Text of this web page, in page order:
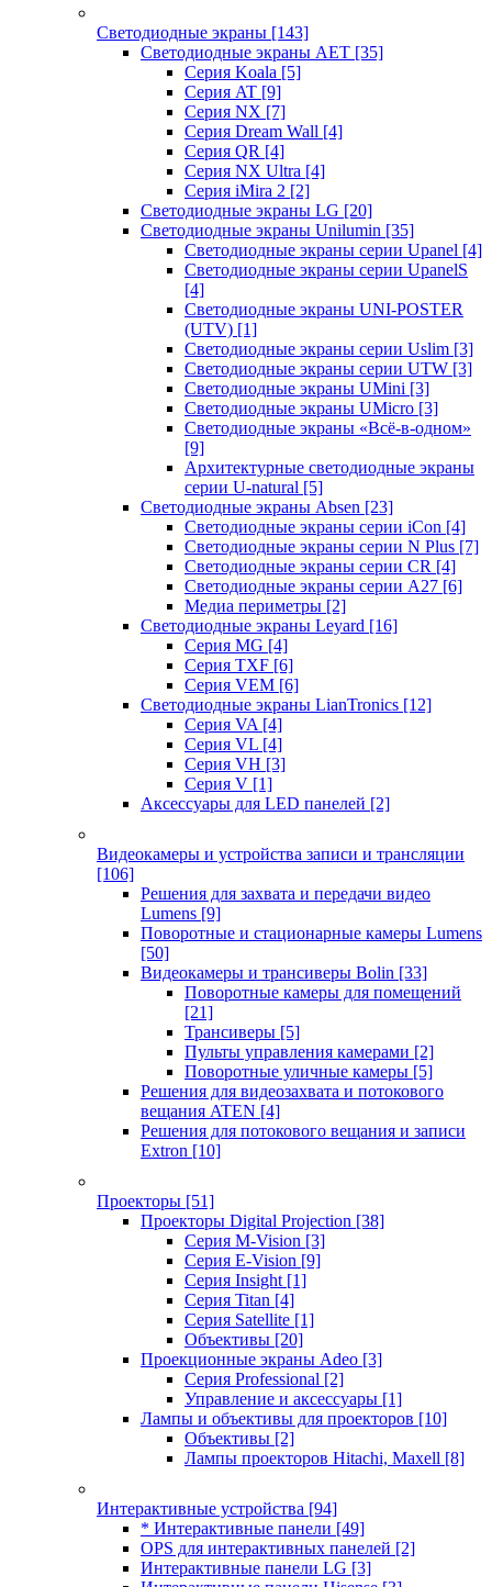
Светодиодные экраны [143]
Светодиодные экраны AET [35]
Cерия Koala [5]
Серия AT [9]
Серия NX [7]
Серия Dream Wall [4]
Серия QR [4]
Серия NX Ultra [4]
Серия iMira 2 [2]
Светодиодные экраны LG [20]
Светодиодные экраны Unilumin [35]
Светодиодные экраны серии Upanel [4]
Светодиодные экраны серии UpanelS
[4]
Светодиодные экраны UNI-POSTER
(UTV) [1]
Светодиодные экраны серии Uslim [3]
Светодиодные экраны серии UTW [3]
Светодиодные экраны UMini [3]
Светодиодные экраны UMicro [3]
Светодиодные экраны «Всё-в-одном»
[9]
Архитектурные светодиодные экраны
серии U-natural [5]
Светодиодные экраны Absen [23]
Светодиодные экраны серии iCon [4]
Светодиодные экраны серии N Plus [7]
Светодиодные экраны серии CR [4]
Светодиодные экраны серии А27 [6]
Медиа периметры [2]
Светодиодные экраны Leyard [16]
Серия MG [4]
Серия TXF [6]
Серия VEM [6]
Светодиодные экраны LianTronics [12]
Серия VA [4]
Серия VL [4]
Серия VH [3]
Серия V [1]
Аксессуары для LED панелей [2]
Видеокамеры и устройства записи и трансляции
[106]
Решения для захвата и передачи видео
Lumens [9]
Поворотные и стационарные камеры Lumens
[50]
Видеокамеры и трансиверы Bolin [33]
Поворотные камеры для помещений
[21]
Трансиверы [5]
Пульты управления камерами [2]
Поворотные уличные камеры [5]
Решения для видеозахвата и потокового
вещания ATEN [4]
Решения для потокового вещания и записи
Extron [10]
Проекторы [51]
Проекторы Digital Projection [38]
Серия M-Vision [3]
Серия E-Vision [9]
Серия Insight [1]
Серия Titan [4]
Серия Satellite [1]
Объективы [20]
Проекционные экраны Adeo [3]
Серия Professional [2]
Управление и аксессуары [1]
Лампы и объективы для проекторов [10]
Объективы [2]
Лампы проекторов Hitachi, Maxell [8]
Интерактивные устройства [94]
* Интерактивные панели [49]
OPS для интерактивных панелей [2]
Интерактивные панели LG [3]